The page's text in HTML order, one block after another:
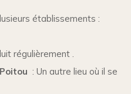
établissements :
régulièrement .
: Un autre lieu où il se